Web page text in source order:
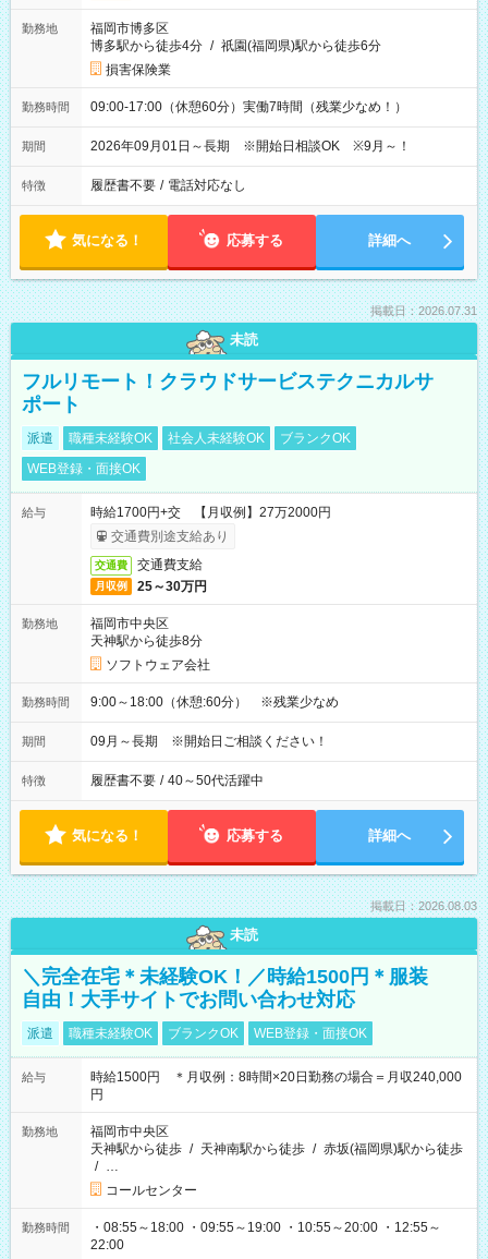
勤務地
福岡市博多区
博多駅から徒歩4分 / 祇園(福岡県)駅から徒歩6分
損害保険業
勤務時間 09:00-17:00（休憩60分）実働7時間（残業少なめ！）
期間 2026年09月01日～長期 ※開始日相談OK ※9月～！
特徴 履歴書不要 / 電話対応なし
気になる！ 応募する 詳細へ
掲載日：2026.07.31
未読
フルリモート！クラウドサービステクニカルサ
ポート
派遣 職種未経験OK 社会人未経験OK
ブランクOK
WEB登録・面接OK
給与
時給1700円+交 【月収例】27万2000円
交通費別途支給あり
交通費 交通費支給
月収例 25～30万円
勤務地
福岡市中央区
天神駅から徒歩8分
ソフトウェア会社
勤務時間 9:00～18:00（休憩:60分） ※残業少なめ
期間 09月～長期 ※開始日ご相談ください！
特徴 履歴書不要 / 40～50代活躍中
気になる！ 応募する 詳細へ
掲載日：2026.08.03
未読
＼完全在宅＊未経験OK！／時給1500円＊服装
自由！大手サイトでお問い合わせ対応
派遣 職種未経験OK ブランクOK WEB登録・面接OK
給与
時給1500円 ＊月収例：8時間×20日勤務の場合＝月収240,000
円
勤務地
福岡市中央区
天神駅から徒歩 / 天神南駅から徒歩 / 赤坂(福岡県)駅から徒歩
/ …
コールセンター
勤務時間
・08:55～18:00 ・09:55～19:00 ・10:55～20:00 ・12:55～
22:00